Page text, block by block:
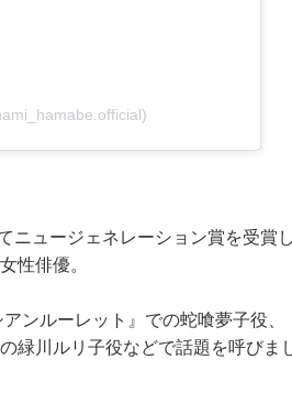
ニュージェネレーション賞を受賞し
性俳優。
ンルーレット』での蛇喰夢子役、
緑川ルリ子役などで話題を呼びま